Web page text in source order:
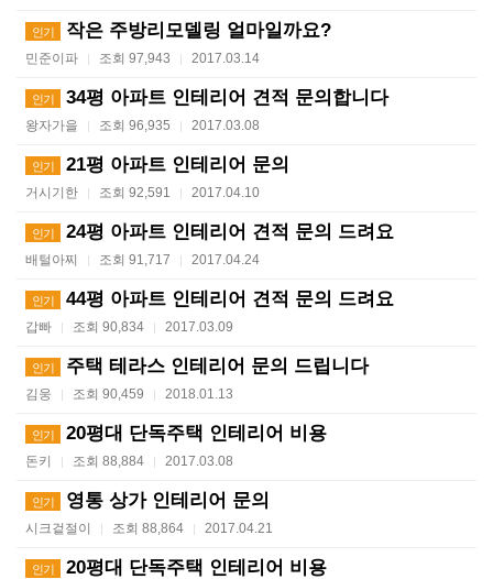
인기 작은 주방리모델링 얼마일까요?
민준이파 | 조회 97,943 | 2017.03.14
인기 34평 아파트 인테리어 견적 문의합니다
왕자가을 | 조회 96,935 | 2017.03.08
인기 21평 아파트 인테리어 문의
거시기한 | 조회 92,591 | 2017.04.10
인기 24평 아파트 인테리어 견적 문의 드려요
배털아찌 | 조회 91,717 | 2017.04.24
인기 44평 아파트 인테리어 견적 문의 드려요
갑빠 | 조회 90,834 | 2017.03.09
인기 주택 테라스 인테리어 문의 드립니다
김웅 | 조회 90,459 | 2018.01.13
인기 20평대 단독주택 인테리어 비용
돈키 | 조회 88,884 | 2017.03.08
인기 영통 상가 인테리어 문의
시크겉절이 | 조회 88,864 | 2017.04.21
인기 20평대 단독주택 인테리어 비용